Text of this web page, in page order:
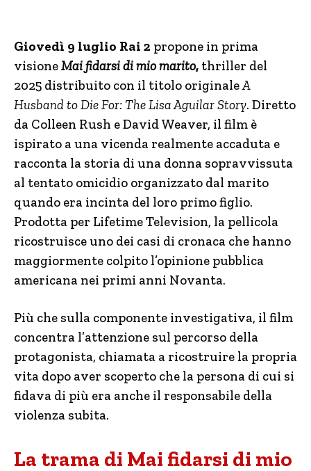
Giovedì 9 luglio Rai 2 propone in prima
visioneMai fidarsi di mio marito, thriller del
2025 distribuito con il titolo originaleA
Husband to Die For: The Lisa Aguilar Story. Diretto
da Colleen Rush e David Weaver, il film è
ispirato a una vicenda realmente accaduta e
racconta la storia di una donna sopravvissuta
al tentato omicidio organizzato dal marito
quando era incinta del loro primo figlio.
Prodotta per Lifetime Television, la pellicola
ricostruisce uno dei casi di cronaca che hanno
maggiormente colpito l’opinione pubblica
americana nei primi anni Novanta.
Più che sulla componente investigativa, il film
concentra l’attenzione sul percorso della
protagonista, chiamata a ricostruire la propria
vita dopo aver scoperto che la persona di cui si
fidava di più era anche il responsabile della
violenza subita.
La trama di Mai fidarsi di mio